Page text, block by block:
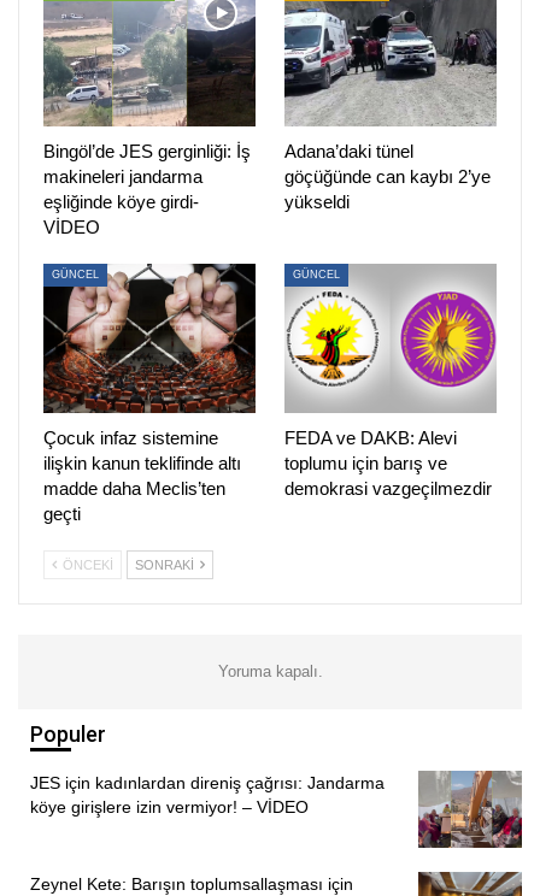
diye sordu.
“VERİLEN KARAR, İŞKENCEDE DİRENMEMİN
İNTİKAMIDIR”
Hakkımda verilen bu kararın 6 ay boyunca işkencede
direnmemin intikamı olduğunu vurgulayan Öztürk, “Verilen
karar işkence altında bana söylenen “seni hapislerde
çürüteceğiz” söyleminin karşılığıdır. İşkencenin tedavi
hakkının gaspı şeklinde sürdürülmesidir. Ben bu
adaletsizliği asla kabul etmeyeceğim” diye konuştu.
PİRHA/İSTANBUL
ÖNCEKI 1 2 SONRAKI
Bingöl’de JES gerginliği: İş
makineleri jandarma
eşliğinde köye girdi-
VİDEO
Adana’daki tünel
göçüğünde can kaybı 2’ye
yükseldi
GÜNCEL
Çocuk infaz sistemine
ilişkin kanun teklifinde altı
madde daha Meclis’ten
geçti
GÜNCEL
FEDA ve DAKB: Alevi
toplumu için barış ve
demokrasi vazgeçilmezdir
ÖNCEKI SONRAKI
Yoruma kapalı.
Populer
JES için kadınlardan direniş çağrısı: Jandarma
köye girişlere izin vermiyor! – VİDEO
Zeynel Kete: Barışın toplumsallaşması için